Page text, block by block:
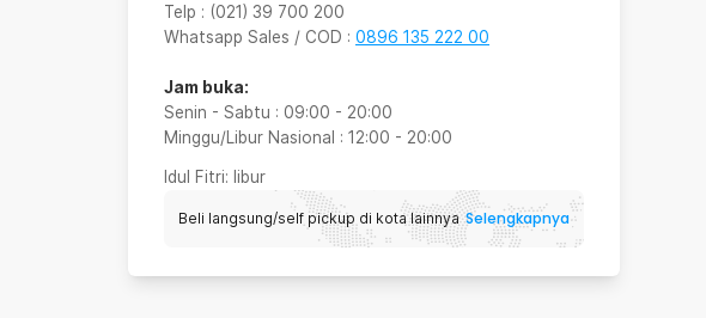
Telp : (021) 39 700 200
Whatsapp Sales / COD : 0896 135 222 00
Jam buka:
Senin - Sabtu : 09:00 - 20:00
Minggu/Libur Nasional : 12:00 - 20:00
Idul Fitri: libur
Beli langsung/self pickup di kota lainnya Selengkapnya